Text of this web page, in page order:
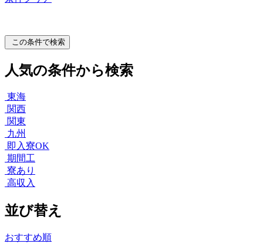
この条件で検索
人気の条件から検索
東海
関西
関東
九州
即入寮OK
期間工
寮あり
高収入
並び替え
おすすめ順